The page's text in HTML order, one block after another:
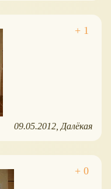
09.05.2012 Далёкая